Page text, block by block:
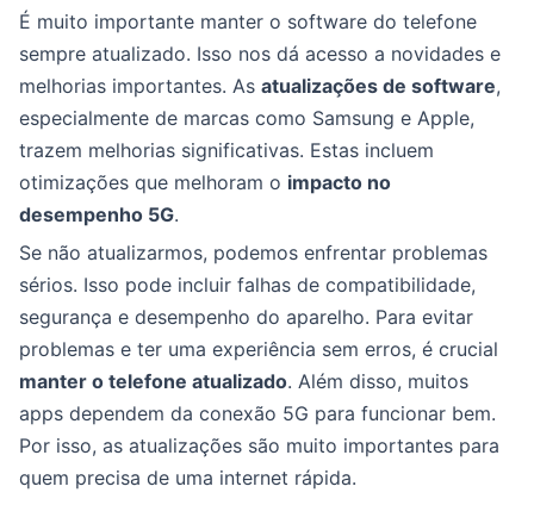
É muito importante manter o software do telefone
sempre atualizado. Isso nos dá acesso a novidades e
melhorias importantes. As atualizações de software,
especialmente de marcas como Samsung e Apple,
trazem melhorias significativas. Estas incluem
otimizações que melhoram o impacto no
desempenho 5G.
Se não atualizarmos, podemos enfrentar problemas
sérios. Isso pode incluir falhas de compatibilidade,
segurança e desempenho do aparelho. Para evitar
problemas e ter uma experiência sem erros, é crucial
manter o telefone atualizado. Além disso, muitos
apps dependem da conexão 5G para funcionar bem.
Por isso, as atualizações são muito importantes para
quem precisa de uma internet rápida.